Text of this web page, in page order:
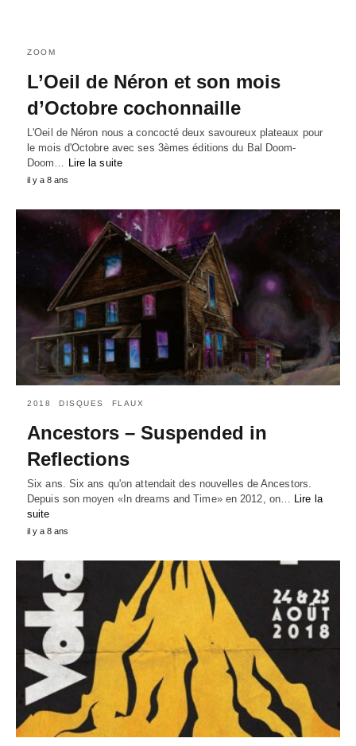
ZOOM
L’Oeil de Néron et son mois
d’Octobre cochonnaille
L'Oeil de Néron nous a concocté deux savoureux plateaux pour
le mois d'Octobre avec ses 3èmes éditions du Bal Doom-
Doom… Lire la suite
il y a 8 ans
2018 DISQUES FLAUX
Ancestors – Suspended in
Reflections
Six ans. Six ans qu'on attendait des nouvelles de Ancestors.
Depuis son moyen «In dreams and Time» en 2012, on… Lire la
suite
il y a 8 ans